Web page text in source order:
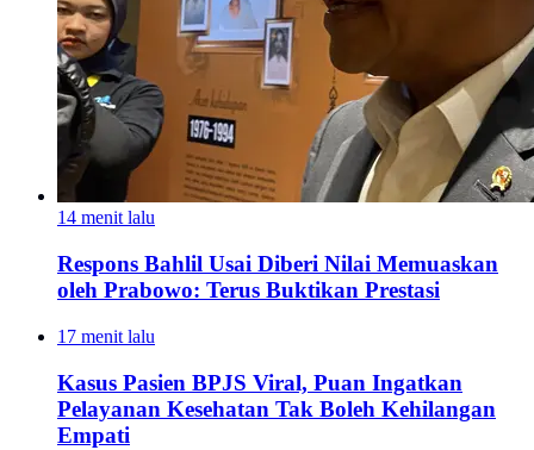
14 menit lalu
Respons Bahlil Usai Diberi Nilai Memuaskan
oleh Prabowo: Terus Buktikan Prestasi
17 menit lalu
Kasus Pasien BPJS Viral, Puan Ingatkan
Pelayanan Kesehatan Tak Boleh Kehilangan
Empati